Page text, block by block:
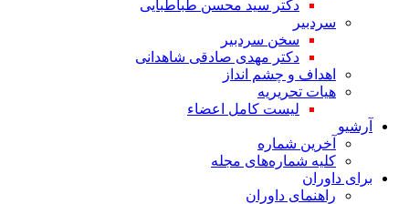
دکتر سید محسن طباطبایی
سردبیر
سخن سردبیر
دکتر مهدی صادقی شاهدانی
اهداف و چشم انداز
هیات تحریریه
لیست کامل اعضاء
آرشیو
آخرین شماره
کلیه شماره‌های مجله
برای داوران
راهنمای داوران